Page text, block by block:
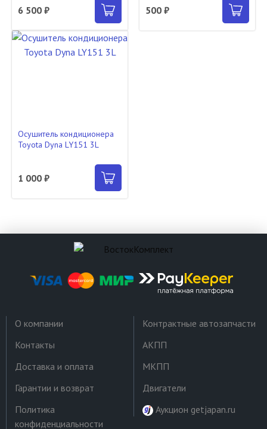
6 500 ₽ 500 ₽
Осушитель кондиционера
Toyota Dyna LY151 3L
1 000 ₽
О компании
Контакты
Доставка и оплата
Гарантии и возврат
Политика
конфиденциальности
Контрактные автозапчасти
АКПП
МКПП
Двигатели
Аукцион getjapan.ru